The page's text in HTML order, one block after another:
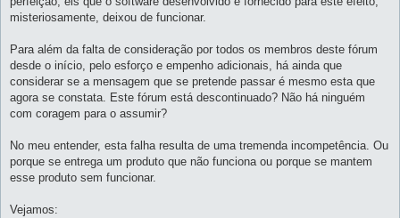
misteriosamente, deixou de funcionar.
Para além da falta de consideração por todos os membros deste fórum
desde o início, pelo esforço e empenho adicionais, há ainda que
considerar se a mensagem que se pretende passar é mesmo esta que
agora se constata. Este fórum está descontinuado? Não há ninguém
com coragem para o assumir?
No meu entender, esta falha resulta de uma tremenda incompetência. Ou
porque se entrega um produto que não funciona ou porque se mantem
esse produto sem funcionar.
Vejamos: